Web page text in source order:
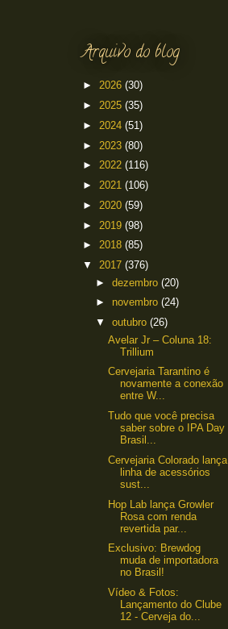
Arquivo do blog
► 2026 (30)
► 2025 (35)
► 2024 (51)
► 2023 (80)
► 2022 (116)
► 2021 (106)
► 2020 (59)
► 2019 (98)
► 2018 (85)
▼ 2017 (376)
► dezembro (20)
► novembro (24)
▼ outubro (26)
Avelar Jr – Coluna 18:
Trillium
Cervejaria Tarantino é
novamente a conexão
entre W...
Tudo que você precisa
saber sobre o IPA Day
Brasil...
Cervejaria Colorado lança
linha de acessórios
sust...
Hop Lab lança Growler
Rosa com renda
revertida par...
Exclusivo: Brewdog
muda de importadora
no Brasil!
Vídeo & Fotos:
Lançamento do Clube
12 - Cerveja do...